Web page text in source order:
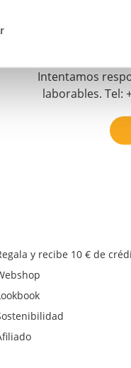
respuesta
selecciona
Intentamos
laborables. Tel:
y recibe 10 € de